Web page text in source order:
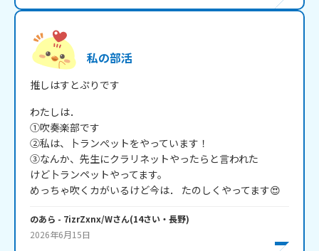
私の部活
推しはすとぷりです
わたしは．
①吹奏楽部です
②私は、卜ランぺットをやっています！
③なんか、先生にクラリネットやったらと言われた
けど卜ランペットやってます。
めっちゃ吹くカがいるけど今は． たのしくやってます😍
のあら - 7izrZxnx/Wさん(14さい・ 長野)
2026年6月15日